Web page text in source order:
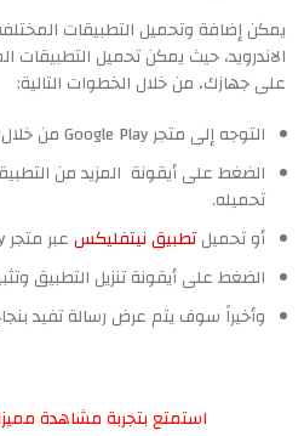
يمكن إضافة وتحميل التطبيقات
على جهازك، من خلال الخطوات التالية:
التوجه إلى متجر Google Play من خلال الشاشة الرئيسية للتلفزيون.
الضغط على أيقونة المزيد من
تحميله.
أو تحميلتطبيق نيتفليكسعبر متجر Google Play.
الضغط على أيقونة تنزيل التطبيق
وأخيراً سوف يتم عرض رسالة تفيد
استمتع بتجربة مشاهدة